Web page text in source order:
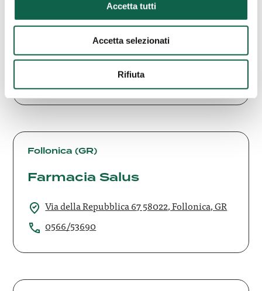
Accetta tutti
Accetta selezionati
Rifiuta
Farmacia S.Anna Del
Dott.Sandro Maffei
Viale A. Catalani 185 55100, Lucca, LU
Maffei
Follonica (GR)
Farmacia Salus
Via della Repubblica 67 58022, Follonica, GR
0566/53690
Farmacia
Salus
Farmacia